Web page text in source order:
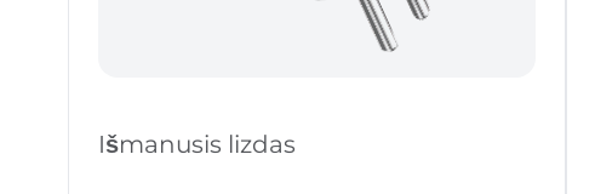
Išmanusis lizdas